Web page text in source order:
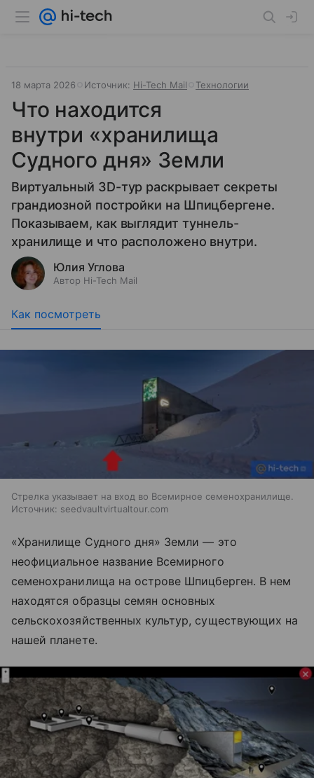
18 марта 2026 Источник: Hi-Tech Mail Технологии
Что находится
внутри «хранилища
Судного дня» Земли
Виртуальный 3D-тур раскрывает секреты
грандиозной постройки на Шпицбергене.
Показываем, как выглядит туннель-
хранилище и что расположено внутри.
Юлия Углова
Автор Hi-Tech Mail
Как посмотреть
Стрелка указывает на вход во Всемирное семенохранилище.
Источник: seedvaultvirtualtour.com
«Хранилище Судного дня» Земли— это
неофициальное название Всемирного
семенохранилища на острове Шпицберген. В нем
находятся образцы семян основных
сельскохозяйственных культур, существующих на
нашей планете.